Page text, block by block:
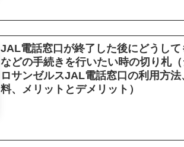
JAL電話窓口が終了した後にどうし
などの手続きを行いたい時の切り札（
ロサンゼルスJAL電話窓口の利用方
料、メリットとデメリット）